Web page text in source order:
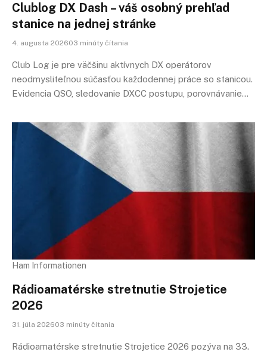
Clublog DX Dash – váš osobný prehľad
stanice na jednej stránke
4. augusta 202603 minúty čítania
Club Log je pre väčšinu aktívnych DX operátorov
neodmysliteľnou súčasťou každodennej práce so stanicou.
Evidencia QSO, sledovanie DXCC postupu, porovnávanie…
Ham Informationen
Rádioamatérske stretnutie Strojetice
2026
31. júla 202603 minúty čítania
Rádioamatérske stretnutie Strojetice 2026 pozýva na 33.